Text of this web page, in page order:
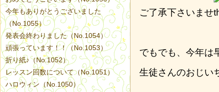
ご了承下さいませ
でもでも、今年は
生徒さんのおじい
今年もありがとうございました
（No.1055）
発表会終わりました（No.1054）
頑張っています！！（No.1053）
折り紙♪（No.1052）
レッスン回数について（No.1051）
ハロウィン（No.1050）